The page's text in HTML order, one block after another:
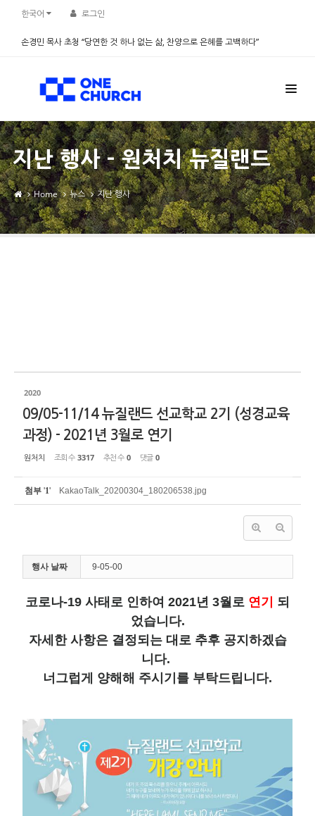
한국어 로그인
손경민 목사 초청 “당연한 것 하나 없는 삶, 찬양으로 은혜를 고백하다”
지난 행사 - 원처치 뉴질랜드
Home 뉴스 지난 행사
2020
09/05-11/14 뉴질랜드 선교학교 2기 (성경교육
과정) - 2021년 3월로 연기
원처치 조회 수 3317 추천 수 0 댓글 0
첨부 '1' KakaoTalk_20200304_180206538.jpg
행사 날짜 9-05-00
코로나-19 사태로 인하여 2021년 3월로 연기
되
었습니다.
자세한 사항은 결정되는 대로 추후 공지하겠습
니다.
너그럽게 양해해 주시기를 부탁드립니다.
Sketchbook5, 스케치북5